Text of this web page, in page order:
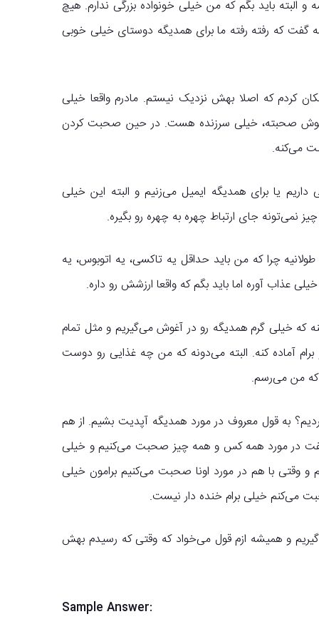
البته باید بگم که من خیلی خونواده بزرگی ندارم. هیچ
گفت که رفته رفته ما برای همدیگه دوستای خیلی خوبی
کردم که اصلا بهش نزدیک نیستم. مادرم واقعا خیلی
خوش صحبته، خیلی سرزنده هست. در حین صحبت کردن
می‌کنه.
داریم یا برای همدیگه ایمیل می‌زنیم و البته این خیلی
نمی‌تونه جای ارتباط چهره به چهره رو بگیره.
چرا که من باید حداقل یه تاکسی، یه اتوبوس، یه
عذاب آوره اما باید بگم که واقعا ارزشش رو داره.
که خیلی گرم همدیگه رو در آغوش می‌گیریم و مثل تمام
آماده کنه. البته می‌دونه که من چه غذایی رو دوست
که من می‌رسم.
به قول معروف در مورد همدیگه آپدیت بشیم. از هم
گفت در مورد همه کس و همه چیز صحبت می‌کنیم و خیلی
وقتی با هم در مورد اونا صحبت می‌کنیم برامون خیلی
می‌کنم خیلی برام خنده دار نیست.
و همیشه ازم قول می‌خواد که وقتی که رسیدم بهش
Sample Answer: